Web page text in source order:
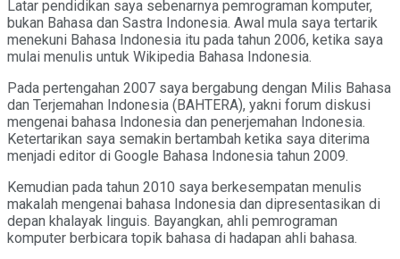
Latar pendidikan saya sebenarnya pemrograman komputer,
bukan Bahasa dan Sastra Indonesia. Awal mula saya tertarik
menekuni Bahasa Indonesia itu pada tahun 2006, ketika saya
mulai menulis untuk Wikipedia Bahasa Indonesia.
Pada pertengahan 2007 saya bergabung dengan Milis Bahasa
dan Terjemahan Indonesia (BAHTERA), yakni forum diskusi
mengenai bahasa Indonesia dan penerjemahan Indonesia.
Ketertarikan saya semakin bertambah ketika saya diterima
menjadi editor di Google Bahasa Indonesia tahun 2009.
Kemudian pada tahun 2010 saya berkesempatan menulis
makalah mengenai bahasa Indonesia dan dipresentasikan di
depan khalayak linguis. Bayangkan, ahli pemrograman
komputer berbicara topik bahasa di hadapan ahli bahasa.